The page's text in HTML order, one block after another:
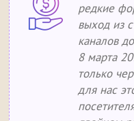
редкие
выход из
каналов
8 марта
только
для нас